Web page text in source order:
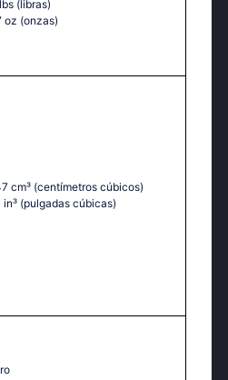
(libras)
oz (onzas)
cm³ (centímetros cúbicos)
in³ (pulgadas cúbicas)